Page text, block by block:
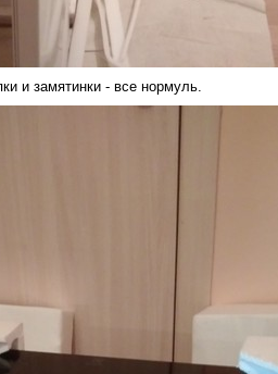
и замятинки - все нормуль.